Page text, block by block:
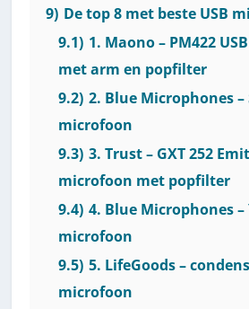
9) De top 8 met beste USB
9.1) 1. Maono – PM422
met arm en popfilter
9.2) 2. Blue Microphones –
microfoon
9.3) 3. Trust – GXT 252
microfoon met popfilter
9.4) 4. Blue Microphones –
microfoon
9.5) 5. LifeGoods –
microfoon